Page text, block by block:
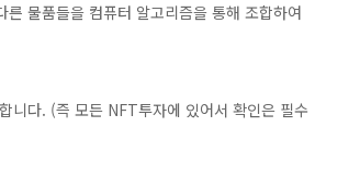
물품들을 컴퓨터 알고리즘을 통해 조합하여
니다. (즉 모든 NFT투자에 있어서 확인은 필수